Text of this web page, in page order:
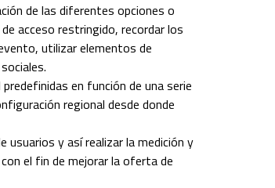
de las diferentes opciones o
acceso restringido, recordar los
utilizar elementos de
en función de una serie
regional desde donde
usuarios y así realizar la medición y
el fin de mejorar la oferta de